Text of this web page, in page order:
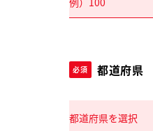
必須 都道府県